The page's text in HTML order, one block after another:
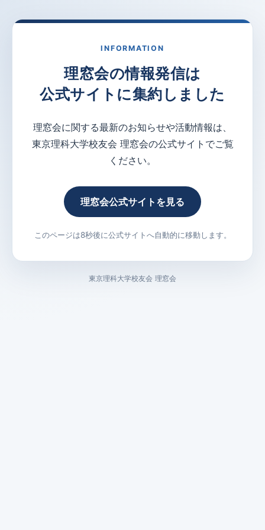
INFORMATION
理窓会の情報発信は
公式サイトに集約しました
理窓会に関する最新のお知らせや活動情報は、
東京理科大学校友会 理窓会の公式サイトでご覧
ください。
理窓会公式サイトを見る
このページは8秒後に公式サイトへ自動的に移動します。
東京理科大学校友会 理窓会